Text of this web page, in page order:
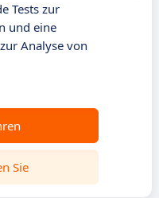
Tests zur
und eine
Analyse von
Sie